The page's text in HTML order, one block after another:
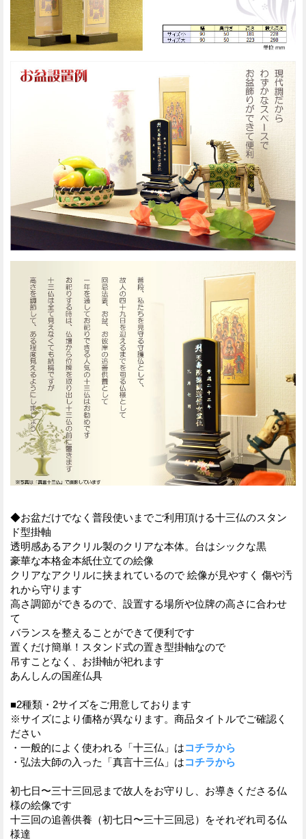
◆お盆だけでなく普段使いまでご利用頂ける十三仏のスタン
ド型掛軸
透明感あるアクリル製のクリアな本体。台はシックな黒
豪華な本格金本紙仕立ての絵像
クリアなアクリルに挟まれているので 絵像が見やすく 傷や汚
れから守ります
高さ調節ができるので、設置する場所や位牌の高さに合わせ
て
バランスを整えることができて便利です
置くだけ簡単！スタンド式の置き型掛軸なので
吊すことなく、お掛軸が祀れます
あんしんの国産仏具
■2種類・2サイズをご用意しております
※サイズにより価格が異なります。商品タイトルでご確認く
ださい
・一般的によく使われる「十三仏」はコチラから
・弘法大師の入った「真言十三仏」はコチラから
初七日〜三十三回忌まで故人をお守りし、お導きくださる仏
様の絵像です
十三回の追善供養（初七日〜三十三回忌）をそれぞれ司る仏
様達